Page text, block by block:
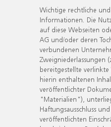
Wichtige rechtliche
Informationen. Die
auf diese Webseiten
AG und/oder deren
verbundenen
Zweigniederlassungen
bereitgestellte
hierin enthaltenen
veröffentlichter
"Materialien"),
Haftungsausschluss
veröffentlichten